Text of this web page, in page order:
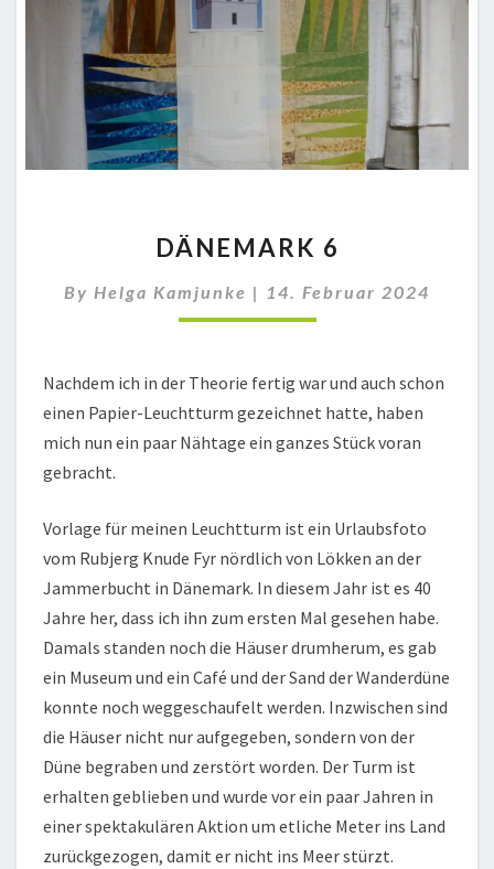
6
DÄNEMARK 6
By Helga Kamjunke | 14. Februar 2024
Nachdem ich in der Theorie fertig war und auch schon
einen Papier-Leuchtturm gezeichnet hatte, haben
mich nun ein paar Nähtage ein ganzes Stück voran
gebracht.
Vorlage für meinen Leuchtturm ist ein Urlaubsfoto
vom Rubjerg Knude Fyr nördlich von Lökken an der
Jammerbucht in Dänemark. In diesem Jahr ist es 40
Jahre her, dass ich ihn zum ersten Mal gesehen habe.
Damals standen noch die Häuser drumherum, es gab
ein Museum und ein Café und der Sand der Wanderdüne
konnte noch weggeschaufelt werden. Inzwischen sind
die Häuser nicht nur aufgegeben, sondern von der
Düne begraben und zerstört worden. Der Turm ist
erhalten geblieben und wurde vor ein paar Jahren in
einer spektakulären Aktion um etliche Meter ins Land
zurückgezogen, damit er nicht ins Meer stürzt.